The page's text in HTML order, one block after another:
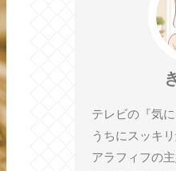
テレビの『気
うちにスッキリ
アラフィフの